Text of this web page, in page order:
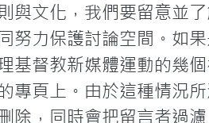
與文化，我們要留意並
努力保護討論空間。如
基督教新媒體運動的幾
專頁上。由於這種情況
除，同時會把留言者過